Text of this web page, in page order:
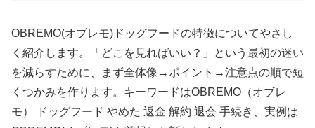
OBREMO(オブレモ)ドッグフードの特徴についてやさし
く紹介します。「どこを見ればいい？」という最初の迷い
を減らすために、まず全体像→ポイント→注意点の順で短
くつかみを作ります。キーワードはOBREMO（オブレ
モ） ドッグフード やめた 返金 解約 退会 手続き、実例は